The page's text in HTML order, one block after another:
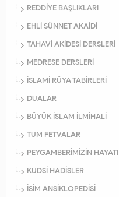
REDDİYE BAŞLIKLARI
EHLİ SÜNNET AKAİDİ
TAHAVİ AKİDESİ DERSLERİ
MEDRESE DERSLERİ
İSLAMİ RÜYA TABİRLERİ
DUALAR
BÜYÜK İSLAM İLMİHALİ
TÜM FETVALAR
PEYGAMBERİMİZİN HAYATI
KUDSİ HADİSLER
İSİM ANSİKLOPEDİSİ